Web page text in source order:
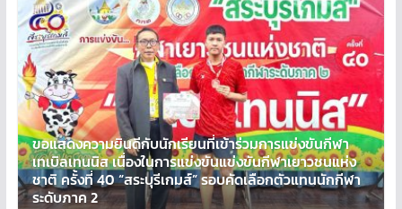
ขอแสดงความยินดีกับนักเรียนที่เข้าร่วมการแข่งขันกีฬา
เทเบิลเทนนิส เนื่องในการแข่งขันแข่งขันกีฬาเยาวชนแห่ง
ชาติ ครั้งที่ 40 “สระบุรีเกมส์” รอบคัดเลือกตัวแทนนักกีฬา
ระดับภาค 2